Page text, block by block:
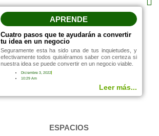
APRENDE
Cuatro pasos que te ayudarán a convertir
tu idea en un negocio
Seguramente esta ha sido una de tus inquietudes, y
efectivamente todos quisiéramos saber con certeza si
nuestra idea se puede convertir en un negocio viable.
Diciembre 3, 2022
10:29 Am
Leer más...
ESPACIOS